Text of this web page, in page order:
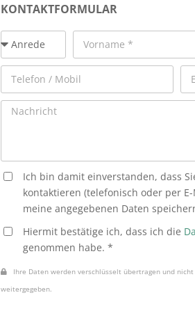
KONTAKTFORMULAR
Ich bin damit einverstanden, dass
kontaktieren (telefonisch oder per
meine angegebenen Daten
Hiermit bestätige ich, dass ich die
genommen habe. *
Ihre Daten werden verschlüsselt übertragen und nicht
weitergegeben.